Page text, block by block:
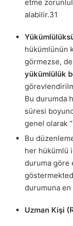
etme
alabilir.31
hükümlünün
görmezse,
yükümlülük
Bu durumda
süresi
genel olarak
Bu
her hükümlü
duruma göre
durumuna
Uzman Kişi